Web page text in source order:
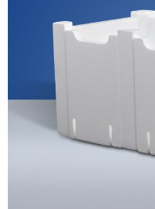
Termopanel
Termoblock
Geoblock
Termoformas